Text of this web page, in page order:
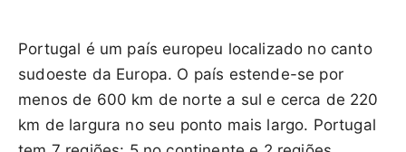
Portugal é um país europeu localizado no canto
sudoeste da Europa. O país estende-se por
menos de 600 km de norte a sul e cerca de 220
km de largura no seu ponto mais largo. Portugal